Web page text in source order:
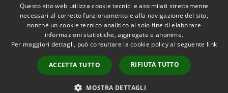
Accessibilità
Copyright © 2026 • Comune di
Limana • Powered by
Municipium•
Accesso
redazione
Questo sito web utilizza cookie tecnici e assimilati strettamente
necessari al corretto funzionamento e alla navigazione del sito,
nonché un cookie tecnico analitico al solo fine di elaborare
informazioni statistiche, aggregate e anonime.
Per maggiori dettagli, può consultare la cookie policy al seguente link
ACCETTA TUTTO RIFIUTA TUTTO
MOSTRA DETTAGLI